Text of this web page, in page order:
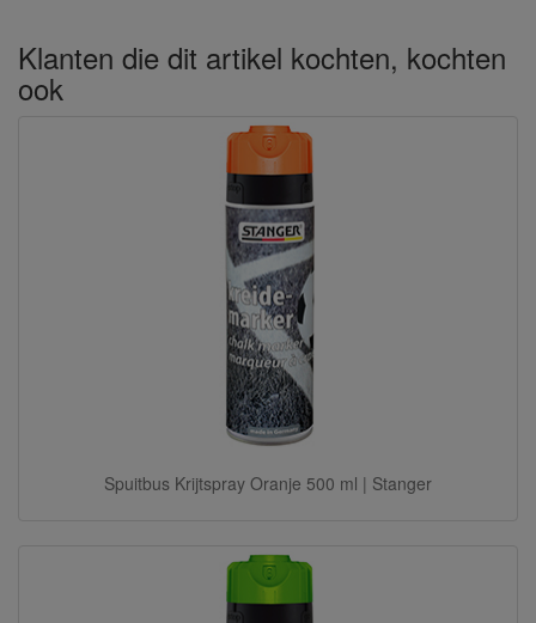
Klanten die dit artikel kochten, kochten
ook
Spuitbus Krijtspray Oranje 500 ml | Stanger